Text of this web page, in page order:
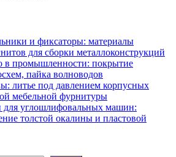
и фиксаторы: материалы
для сборки металлоконструкций
в промышленности: покрытие
пайка волноводов
литье под давлением корпусных
мебельной фурнитуры
для углошлифовальных машин:
толстой окалины и пластовой